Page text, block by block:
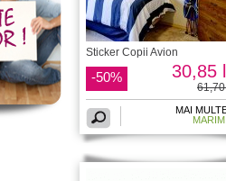
Sticker Copii Avion
-50% 30,85
MAI